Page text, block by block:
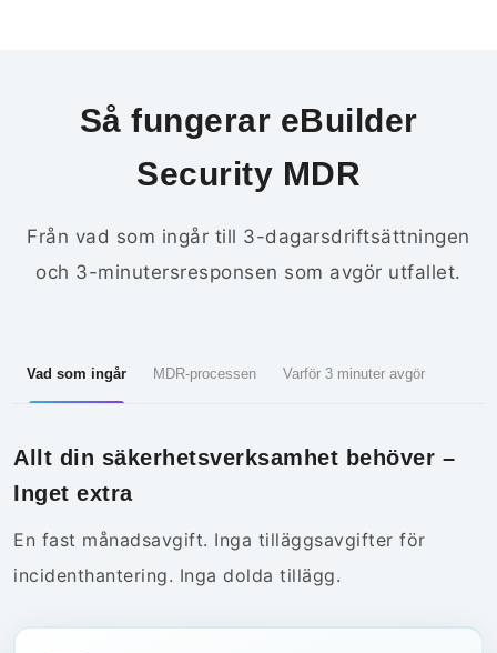
Så fungerar eBuilder
Security MDR
Från vad som ingår till 3-dagarsdriftsättningen
och 3-minutersresponsen som avgör utfallet.
Vad som ingår MDR-processen Varför 3 minuter avgör
Allt din säkerhetsverksamhet behöver –
Inget extra
En fast månadsavgift. Inga tilläggsavgifter för
incidenthantering. Inga dolda tillägg.